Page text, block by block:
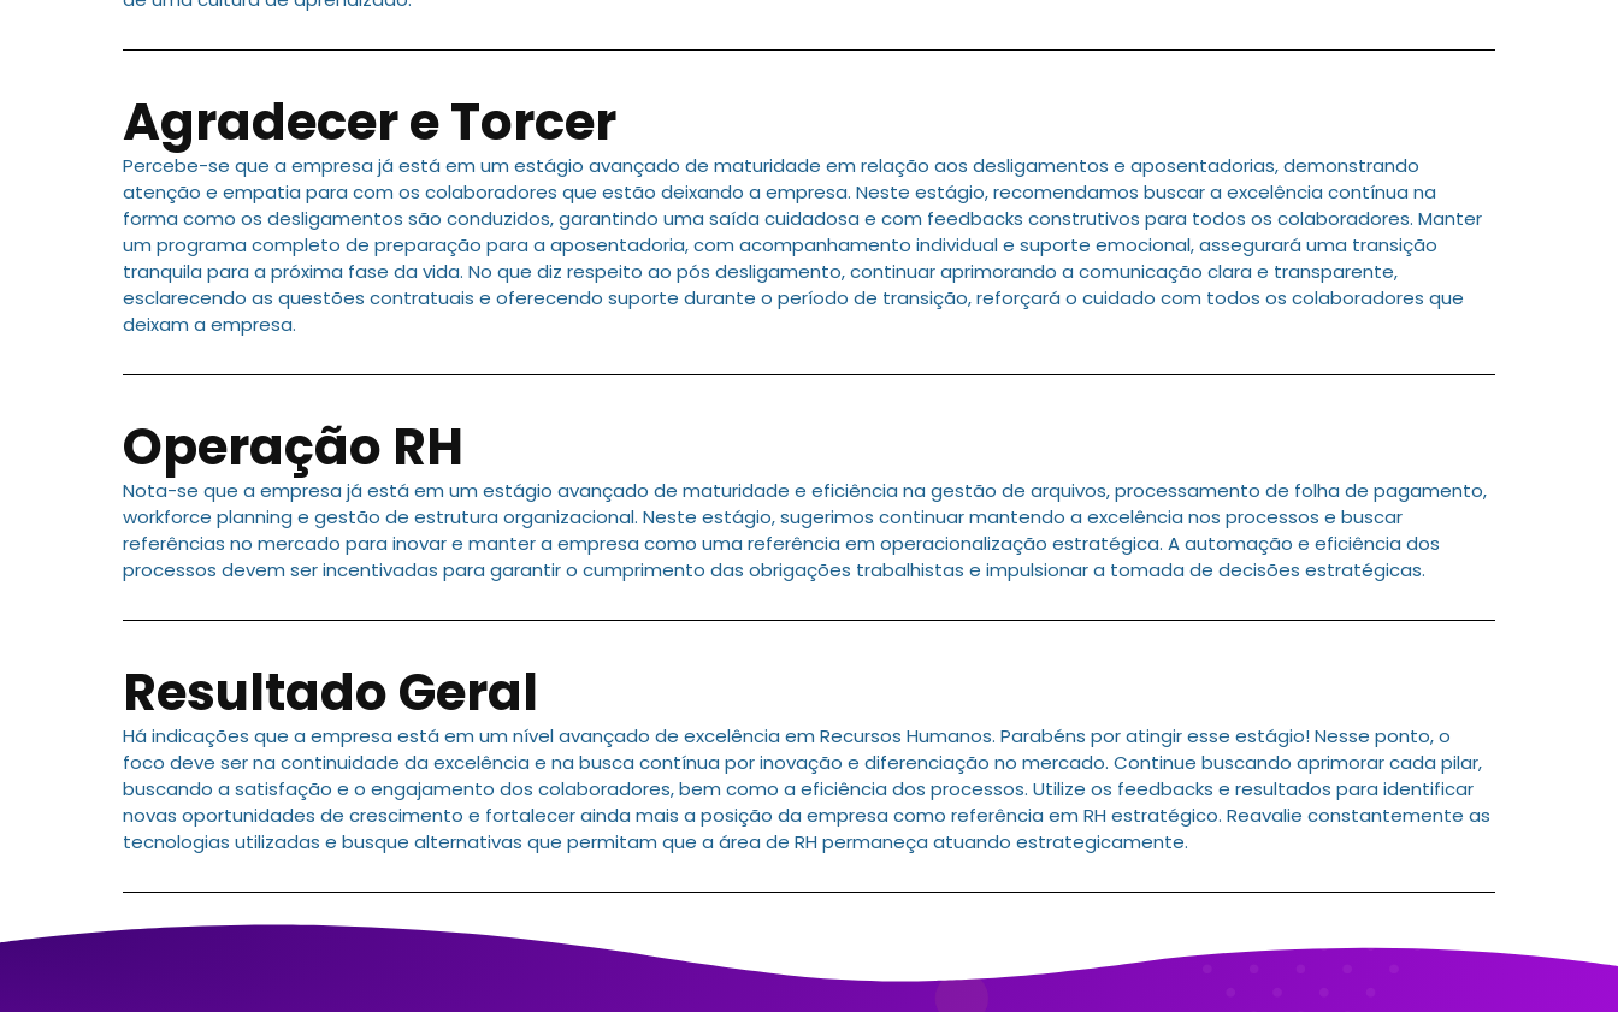
Agradecer e Torcer
Percebe-se que a empresa já está em um estágio avançado de maturidade em relação aos desligamentos e aposentadorias, demonstrando
atenção e empatia para com os colaboradores que estão deixando a empresa. Neste estágio, recomendamos buscar a excelência contínua na
forma como os desligamentos são conduzidos, garantindo uma saída cuidadosa e com feedbacks construtivos para todos os colaboradores. Manter
um programa completo de preparação para a aposentadoria, com acompanhamento individual e suporte emocional, assegurará uma transição
tranquila para a próxima fase da vida. No que diz respeito ao pós desligamento, continuar aprimorando a comunicação clara e transparente,
esclarecendo as questões contratuais e oferecendo suporte durante o período de transição, reforçará o cuidado com todos os colaboradores que
deixam a empresa.
Operação RH
Nota-se que a empresa já está em um estágio avançado de maturidade e eficiência na gestão de arquivos, processamento de folha de pagamento,
workforce planning e gestão de estrutura organizacional. Neste estágio, sugerimos continuar mantendo a excelência nos processos e buscar
referências no mercado para inovar e manter a empresa como uma referência em operacionalização estratégica. A automação e eficiência dos
processos devem ser incentivadas para garantir o cumprimento das obrigações trabalhistas e impulsionar a tomada de decisões estratégicas.
Resultado Geral
Há indicações que a empresa está em um nível avançado de excelência em Recursos Humanos. Parabéns por atingir esse estágio! Nesse ponto, o
foco deve ser na continuidade da excelência e na busca contínua por inovação e diferenciação no mercado. Continue buscando aprimorar cada pilar,
buscando a satisfação e o engajamento dos colaboradores, bem como a eficiência dos processos. Utilize os feedbacks e resultados para identificar
novas oportunidades de crescimento e fortalecer ainda mais a posição da empresa como referência em RH estratégico. Reavalie constantemente as
tecnologias utilizadas e busque alternativas que permitam que a área de RH permaneça atuando estrategicamente.